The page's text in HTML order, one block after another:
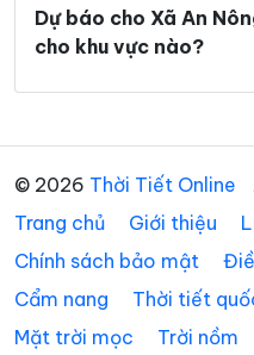
Xã Linh Sơn
Xã Minh Sơn
Xã Mường Lát
Xã Mường Mìn
Xã Nam Xuân
Dự báo cho Xã An
cho khu vực nào?
© 2026 Thời Tiết Online
Trang chủ
Giới thiệu
Chính sách bảo mật
Cẩm nang
Thời tiết
Mặt trời mọc
Trời nồm